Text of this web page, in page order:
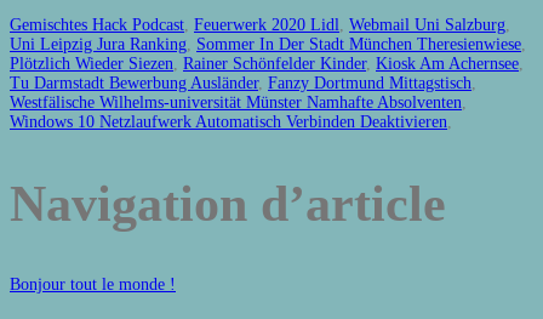
Gemischtes Hack Podcast, Feuerwerk 2020 Lidl, Webmail Uni Salzburg,
Uni Leipzig Jura Ranking, Sommer In Der Stadt München Theresienwiese,
Plötzlich Wieder Siezen, Rainer Schönfelder Kinder, Kiosk Am Achernsee,
Tu Darmstadt Bewerbung Ausländer, Fanzy Dortmund Mittagstisch,
Westfälische Wilhelms-universität Münster Namhafte Absolventen,
Windows 10 Netzlaufwerk Automatisch Verbinden Deaktivieren,
Navigation d’article
Bonjour tout le monde !